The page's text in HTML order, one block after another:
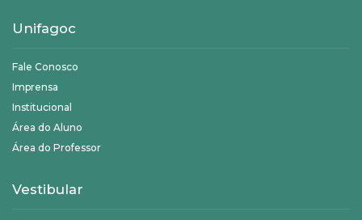
Unifagoc
Fale Conosco
Imprensa
Institucional
Área do Aluno
Área do Professor
Vestibular